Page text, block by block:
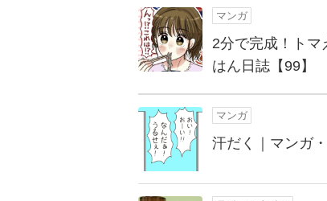
マンガ
2分で完成！ト
はん日誌【99】
マンガ
汗だく｜マンガ